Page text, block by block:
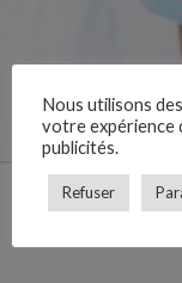
Nous utilisons
votre expérience
publicités.
Refuser